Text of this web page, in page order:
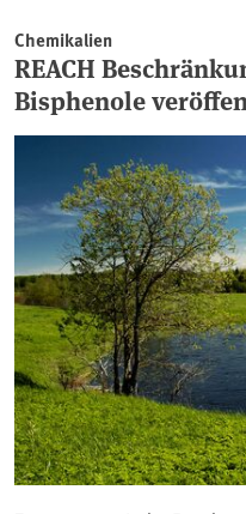
Chemikalien
REACH
Bisphenole